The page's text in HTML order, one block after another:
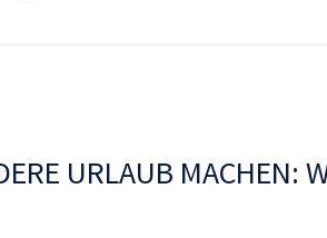
URLAUB MACHEN: